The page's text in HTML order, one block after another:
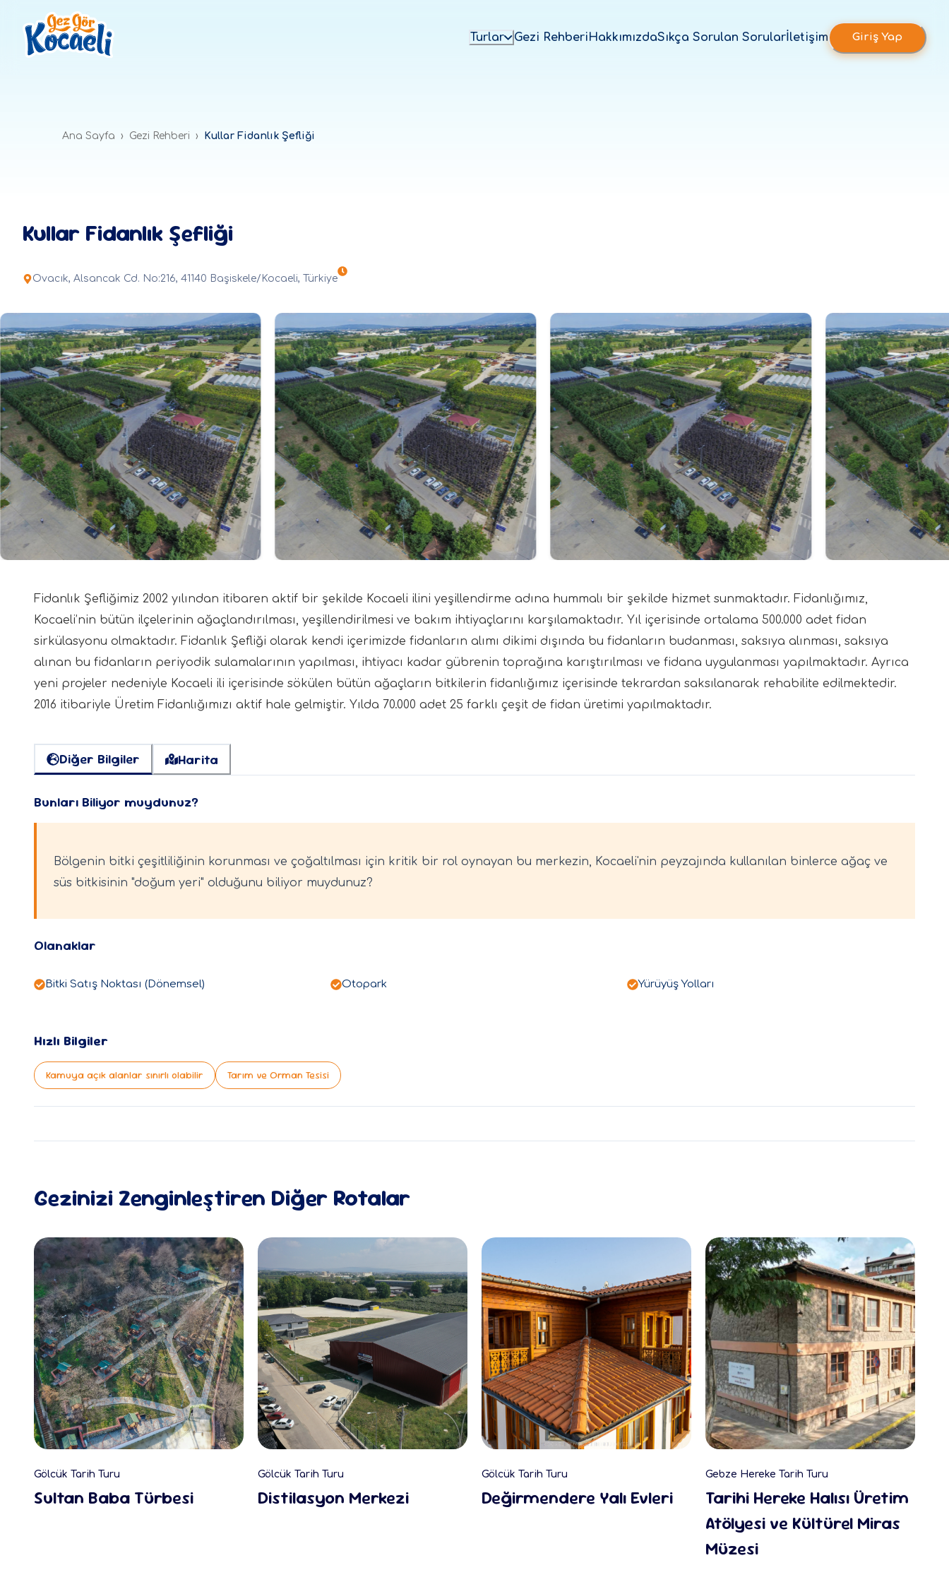
Turlar Gezi RehberiHakkımızdaSıkça Sorulan Sorularİletişim Giriş Yap
Ana Sayfa › Gezi Rehberi › Kullar Fidanlık Şefliği
Kullar Fidanlık Şefliği
Ovacık, Alsancak Cd. No:216, 41140 Başiskele/Kocaeli, Türkiye
Fidanlık Şefliğimiz 2002 yılından itibaren aktif bir şekilde Kocaeli ilini yeşillendirme adına hummalı bir şekilde hizmet sunmaktadır. Fidanlığımız,
Kocaeli’nin bütün ilçelerinin ağaçlandırılması, yeşillendirilmesi ve bakım ihtiyaçlarını karşılamaktadır. Yıl içerisinde ortalama 500.000 adet fidan
sirkülasyonu olmaktadır. Fidanlık Şefliği olarak kendi içerimizde fidanların alımı dikimi dışında bu fidanların budanması, saksıya alınması, saksıya
alınan bu fidanların periyodik sulamalarının yapılması, ihtiyacı kadar gübrenin toprağına karıştırılması ve fidana uygulanması yapılmaktadır. Ayrıca
yeni projeler nedeniyle Kocaeli ili içerisinde sökülen bütün ağaçların bitkilerin fidanlığımız içerisinde tekrardan saksılanarak rehabilite edilmektedir.
2016 itibariyle Üretim Fidanlığımızı aktif hale gelmiştir. Yılda 70.000 adet 25 farklı çeşit de fidan üretimi yapılmaktadır.
Diğer Bilgiler Harita
Bunları Biliyor muydunuz?
Bölgenin bitki çeşitliliğinin korunması ve çoğaltılması için kritik bir rol oynayan bu merkezin, Kocaeli'nin peyzajında kullanılan binlerce ağaç ve
süs bitkisinin "doğum yeri" olduğunu biliyor muydunuz?
Olanaklar
Bitki Satış Noktası (Dönemsel) Otopark Yürüyüş Yolları
Hızlı Bilgiler
Kamuya açık alanlar sınırlı olabilir Tarım ve Orman Tesisi
Gezinizi Zenginleştiren Diğer Rotalar
Gölcük Tarih Turu
Sultan Baba Türbesi
Gölcük Tarih Turu
Distilasyon Merkezi
Gölcük Tarih Turu
Değirmendere Yalı Evleri
Gebze Hereke Tarih Turu
Tarihi Hereke Halısı Üretim
Atölyesi ve Kültürel Miras
Müzesi